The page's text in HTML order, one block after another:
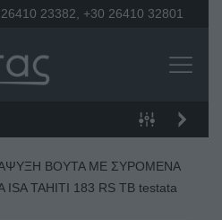
23382 +30 26410 32801
ΒΟΥΤΑ ΜΕ ΣΥΡΟΜΕΝΑ
TAHITI 183 RS TB testata